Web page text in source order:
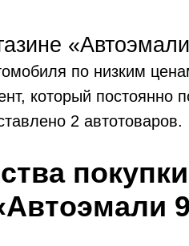
по низким
который постоянно
2 автотоваров.